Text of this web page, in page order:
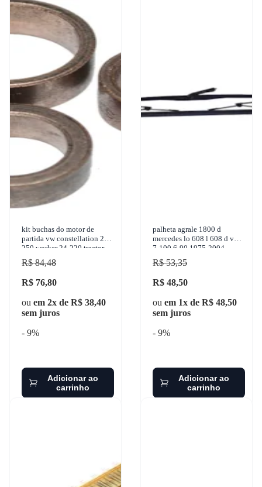
kit buchas do motor de
partida vw constellation 24-
250 worker 24-220 tractor
19-320 titan 18-310 titan
constella
R$ 84,48
R$ 76,80
ou em 2x de R$ 38,40
sem juros
- 9%
Adicionar ao
carrinho
palheta agrale 1800 d
mercedes lo 608 l 608 d vw
7-100 6-90 1975-2004
granero - gf208
R$ 53,35
R$ 48,50
ou em 1x de R$ 48,50
sem juros
- 9%
Adicionar ao
carrinho